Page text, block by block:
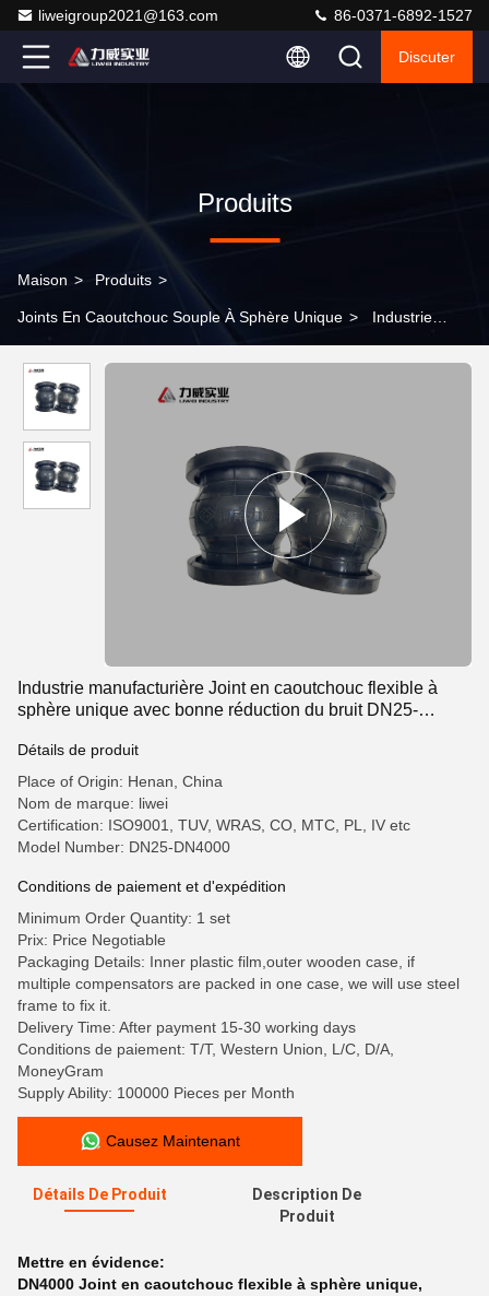
liweigroup2021@163.com 86-0371-6892-1527
Discuter
Produits
Maison > Produits >
Joints En Caoutchouc Souple À Sphère Unique > Industrie
bonne réduction du bruit DN25-DN4000
Industrie manufacturière Joint en caoutchouc flexible à
sphère unique avec bonne réduction du bruit DN25-
Détails de produit
Place of Origin: Henan, China
Nom de marque: liwei
Certification: ISO9001, TUV, WRAS, CO, MTC, PL, IV etc
Model Number: DN25-DN4000
Conditions de paiement et d'expédition
Minimum Order Quantity: 1 set
Prix: Price Negotiable
Packaging Details: Inner plastic film,outer wooden case, if
multiple compensators are packed in one case, we will use steel
frame to fix it.
Delivery Time: After payment 15-30 working days
Conditions de paiement: T/T, Western Union, L/C, D/A,
MoneyGram
Supply Ability: 100000 Pieces per Month
Causez Maintenant
Détails De Produit
Description De
Produit
Mettre en évidence:
DN4000 Joint en caoutchouc flexible à sphère unique,